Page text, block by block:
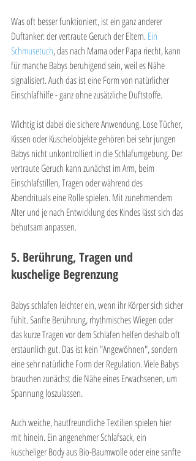
Was oft besser funktioniert, ist ein ganz anderer
Duftanker: der vertraute Geruch der Eltern. Ein
Schmusetuch, das nach Mama oder Papa riecht, kann
für manche Babys beruhigend sein, weil es Nähe
signalisiert. Auch das ist eine Form von natürlicher
Einschlafhilfe - ganz ohne zusätzliche Duftstoffe.
Wichtig ist dabei die sichere Anwendung. Lose Tücher,
Kissen oder Kuschelobjekte gehören bei sehr jungen
Babys nicht unkontrolliert in die Schlafumgebung. Der
vertraute Geruch kann zunächst im Arm, beim
Einschlafstillen, Tragen oder während des
Abendrituals eine Rolle spielen. Mit zunehmendem
Alter und je nach Entwicklung des Kindes lässt sich das
behutsam anpassen.
5. Berührung, Tragen und
kuschelige Begrenzung
Babys schlafen leichter ein, wenn ihr Körper sich sicher
fühlt. Sanfte Berührung, rhythmisches Wiegen oder
das kurze Tragen vor dem Schlafen helfen deshalb oft
erstaunlich gut. Das ist kein "Angewöhnen", sondern
eine sehr natürliche Form der Regulation. Viele Babys
brauchen zunächst die Nähe eines Erwachsenen, um
Spannung loszulassen.
Auch weiche, hautfreundliche Textilien spielen hier
mit hinein. Ein angenehmer Schlafsack, ein
kuscheliger Body aus Bio-Baumwolle oder eine sanfte